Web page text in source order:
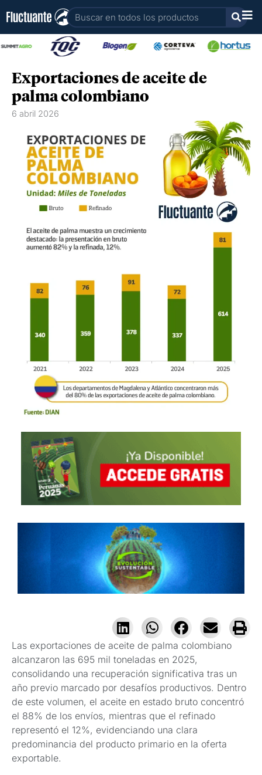
contenido
Buscar
Exportaciones de aceite de
palma colombiano
6 abril 2026
Las exportaciones de aceite de palma colombiano
alcanzaron las 695 mil toneladas en 2025,
consolidando una recuperación significativa tras un
año previo marcado por desafíos productivos. Dentro
de este volumen, el aceite en estado bruto concentró
el 88% de los envíos, mientras que el refinado
representó el 12%, evidenciando una clara
predominancia del producto primario en la oferta
exportable.